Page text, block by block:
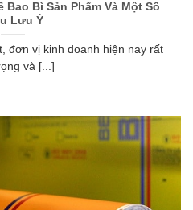
Bao Bì Sản Phẩm Và Một Số
Lưu Ý
đơn vị kinh doanh hiện nay rất
và [...]